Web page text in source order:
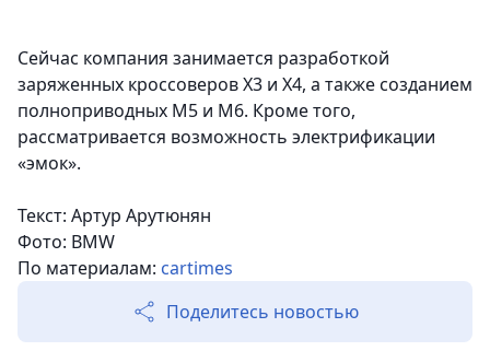
Сейчас компания занимается разработкой
заряженных кроссоверов X3 и X4, а также созданием
полноприводных M5 и M6. Кроме того,
рассматривается возможность электрификации
«эмок».
Текст: Артур Арутюнян
Фото: BMW
По материалам: cartimes
Поделитесь новостью